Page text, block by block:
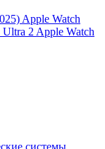
Apple Watch
Ultra 2 Apple Watch
системы